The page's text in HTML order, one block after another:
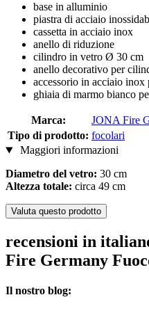
base in alluminio
piastra di acciaio
cassetta in acciaio inox
anello di riduzione
cilindro in vetro Ø 30 cm
anello decorativo per
accessorio in acciaio
ghiaia di marmo bianco
Marca:
JONA Fire
Tipo di prodotto: focolari
Maggiori informazioni
Diametro del vetro: 30 cm
Altezza totale: circa 49 cm
Valuta questo prodotto
recensioni in
Fire Germany
Il nostro blog: